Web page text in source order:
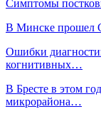
Симптомы
В Минске прошел
Ошибки
когнитивных…
В Бресте в этом
микрорайона…